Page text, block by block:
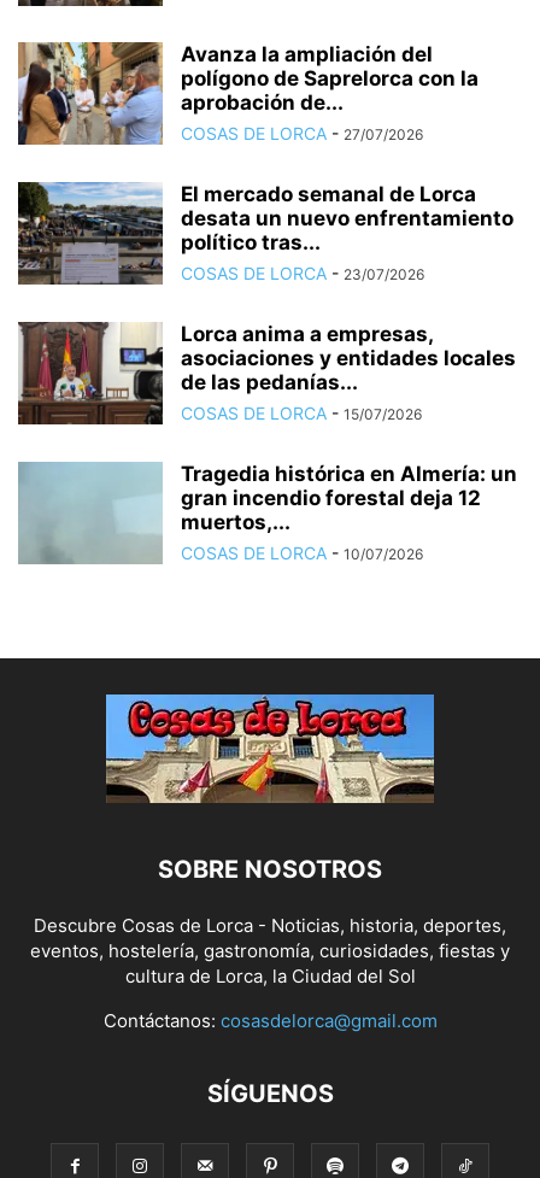
Avanza la ampliación del
polígono de Saprelorca con la
aprobación de...
COSAS DE LORCA - 27/07/2026
El mercado semanal de Lorca
desata un nuevo enfrentamiento
político tras...
COSAS DE LORCA - 23/07/2026
Lorca anima a empresas,
asociaciones y entidades locales
de las pedanías...
COSAS DE LORCA - 15/07/2026
Tragedia histórica en Almería: un
gran incendio forestal deja 12
muertos,...
COSAS DE LORCA - 10/07/2026
SOBRE NOSOTROS
Descubre Cosas de Lorca - Noticias, historia, deportes,
eventos, hostelería, gastronomía, curiosidades, fiestas y
cultura de Lorca, la Ciudad del Sol
Contáctanos: cosasdelorca@gmail.com
SÍGUENOS